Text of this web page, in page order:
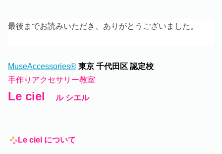
最後までお読みいただき、ありがとうございました。
MuseAccessories® 東京 千代田区 認定校
手作りアクセサリー教室
Le ciel ル シエル
Le ciel について